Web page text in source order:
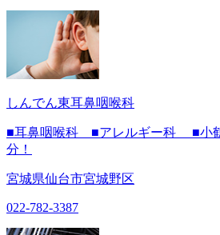
しんでん東耳鼻咽喉科
■耳鼻咽喉科 ■アレルギー科 ■小鶴
分！
宮城県仙台市宮城野区
022-782-3387